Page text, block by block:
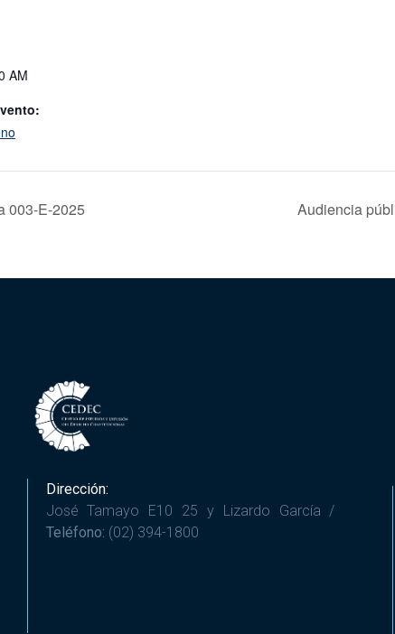
AM
003-E-2025 Audiencia
Dirección:
José Tamayo E10 25 y Lizardo García /
Teléfono: (02) 394-1800